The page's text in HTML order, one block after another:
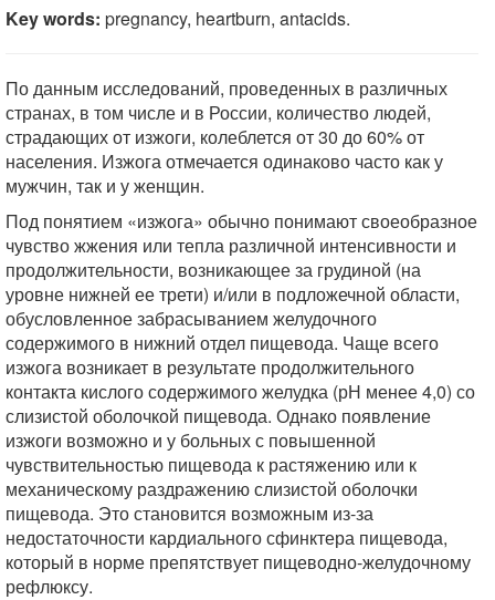
Key words: pregnancy, heartburn, antacids.
По данным исследований, проведенных в различных
странах, в том числе и в России, количество людей,
страдающих от изжоги, колеблется от 30 до 60% от
населения. Изжога отмечается одинаково часто как у
мужчин, так и у женщин.
Под понятием «изжога» обычно понимают своеобразное
чувство жжения или тепла различной интенсивности и
продолжительности, возникающее за грудиной (на
уровне нижней ее трети) и/или в подложечной области,
обусловленное забрасыванием желудочного
содержимого в нижний отдел пищевода. Чаще всего
изжога возникает в результате продолжительного
контакта кислого содержимого желудка (рН менее 4,0) со
слизистой оболочкой пищевода. Однако появление
изжоги возможно и у больных с повышенной
чувствительностью пищевода к растяжению или к
механическому раздражению слизистой оболочки
пищевода. Это становится возможным из-за
недостаточности кардиального сфинктера пищевода,
который в норме препятствует пищеводно-желудочному
рефлюксу.